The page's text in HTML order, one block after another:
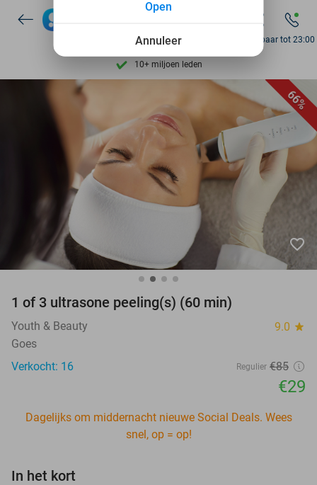
Ontdek 15.000+ deals
7 dagen per week beschikbaar
10+ miljoen leden
206.434 reviews
Ontdek 15.000+ deals
7 dagen per week beschikbaar
10+ miljoen leden
Bereikbaar tot 23:00
66%
favorite_border
1 of 3 ultrasone peeling(s) (60 min)
Youth & Beauty 9.0 star
Goes
Verkocht: 16
Regulier €85
€29
Dagelijks om middernacht nieuwe Social Deals. Wees
snel, op = op!
In het kort
Annuleer
Open